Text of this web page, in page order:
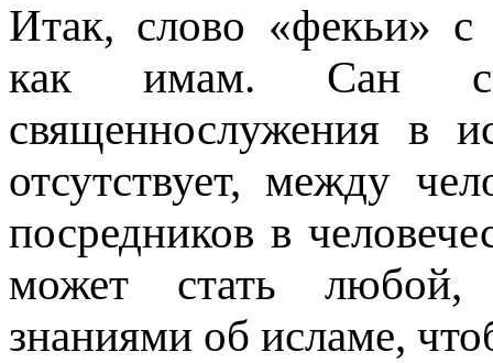
Итак, слово «фекьи» с
как имам. Сан
священнослужения в
отсутствует, между
посредников в
может стать любой,
знаниями об исламе,